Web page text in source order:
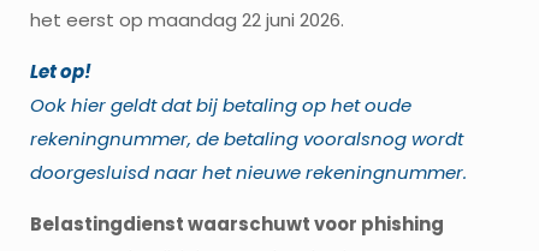
het eerst op maandag 22 juni 2026.
Let op!
Ook hier geldt dat bij betaling op het oude
rekeningnummer, de betaling vooralsnog wordt
doorgesluisd naar het nieuwe rekeningnummer.
Belastingdienst waarschuwt voor phishing